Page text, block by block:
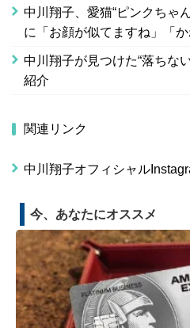
中川翔子、愛猫“ピンクちゃ
に「お顔が似てますね」「
中川翔子が見つけた“落ちな
紹介
関連リンク
中川翔子オフィシャル
今、あなたにオススメ